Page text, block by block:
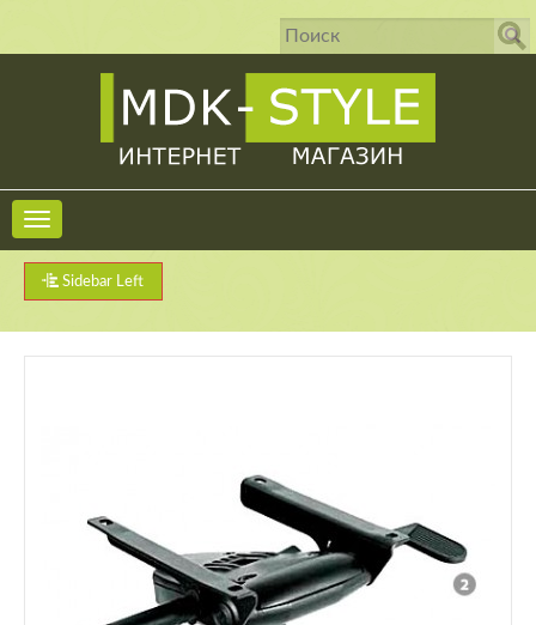
Sidebar Left